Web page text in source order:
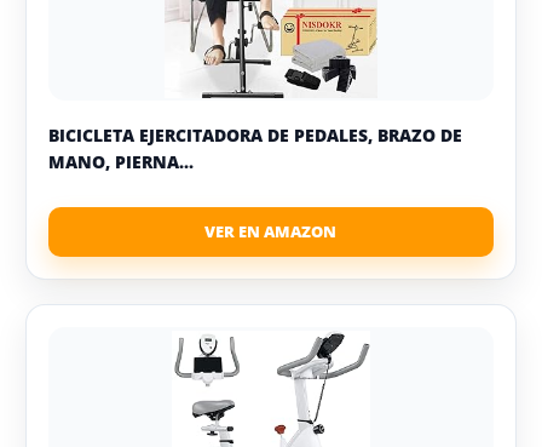
BICICLETA EJERCITADORA DE PEDALES, BRAZO DE
MANO, PIERNA...